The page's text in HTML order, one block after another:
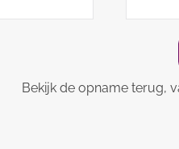
Bekijk de opname terug,